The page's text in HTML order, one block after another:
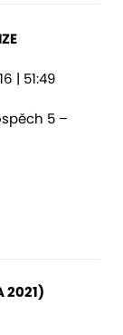
| 51:49
5 –
2021)